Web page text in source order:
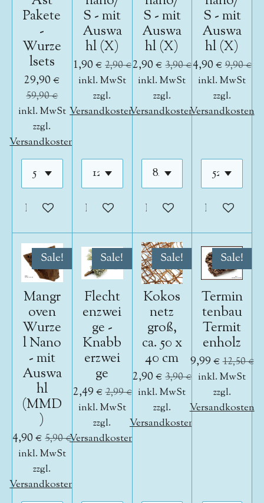
Pakete
-
Wurze
lsets
29,90 €
59,90 €
inkl. MwSt
zzgl.
Versandkosten
In den Warenkorb
S - mit
Auswa
hl (X)
1,90 € 2,90 €
inkl. MwSt
zzgl.
Versandkosten
In den Warenkorb
S - mit
Auswa
hl (X)
2,90 € 3,90 €
inkl. MwSt
zzgl.
Versandkosten
In den Warenkorb
S - mit
Auswa
hl (X)
4,90 €9,90 €
inkl. MwSt
zzgl.
Versandkosten
In den
Sale!
Mangr
oven
Wurze
l Nano
- mit
Auswa
hl
(MMD
)
4,90 € 5,90 €
inkl. MwSt
zzgl.
Versandkosten
Sale!
Flecht
enzwei
ge -
Knabb
erzwei
ge
2,49 €2,99 €
inkl. MwSt
zzgl.
Versandkosten
Sale!
Kokos
netz
groß,
ca. 50 x
40 cm
2,90 € 3,90 €
inkl. MwSt
zzgl.
Versandkosten
Sale!
Termin
tenbau
Termit
enholz
9,99 €12,50 €
inkl. MwSt
zzgl.
Versandkosten